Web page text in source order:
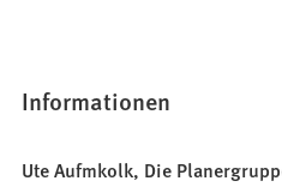
Informationen
Ute Aufmkolk, Die